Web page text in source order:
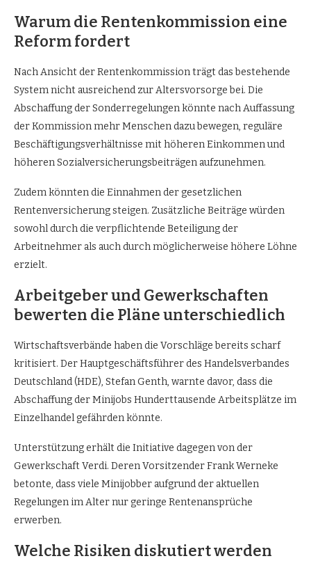
Warum die Rentenkommission eine
Reform fordert
Nach Ansicht der Rentenkommission trägt das bestehende
System nicht ausreichend zur Altersvorsorge bei. Die
Abschaffung der Sonderregelungen könnte nach Auffassung
der Kommission mehr Menschen dazu bewegen, reguläre
Beschäftigungsverhältnisse mit höheren Einkommen und
höheren Sozialversicherungsbeiträgen aufzunehmen.
Zudem könnten die Einnahmen der gesetzlichen
Rentenversicherung steigen. Zusätzliche Beiträge würden
sowohl durch die verpflichtende Beteiligung der
Arbeitnehmer als auch durch möglicherweise höhere Löhne
erzielt.
Arbeitgeber und Gewerkschaften
bewerten die Pläne unterschiedlich
Wirtschaftsverbände haben die Vorschläge bereits scharf
kritisiert. Der Hauptgeschäftsführer des Handelsverbandes
Deutschland (HDE), Stefan Genth, warnte davor, dass die
Abschaffung der Minijobs Hunderttausende Arbeitsplätze im
Einzelhandel gefährden könnte.
Unterstützung erhält die Initiative dagegen von der
Gewerkschaft Verdi. Deren Vorsitzender Frank Werneke
betonte, dass viele Minijobber aufgrund der aktuellen
Regelungen im Alter nur geringe Rentenansprüche
erwerben.
Welche Risiken diskutiert werden